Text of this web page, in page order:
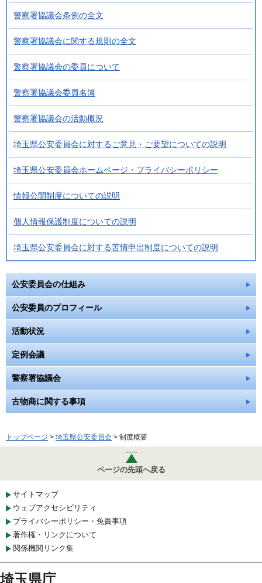
警察署協議会条例の全文
警察署協議会に関する規則の全文
警察署協議会の委員について
警察署協議会委員名簿
警察署協議会の活動概況
埼玉県公安委員会に対するご意見・ご要望についての説明
埼玉県公安委員会ホームページ・プライバシーポリシー
情報公開制度についての説明
個人情報保護制度についての説明
埼玉県公安委員会に対する苦情申出制度についての説明
公安委員会の仕組み
公安委員のプロフィール
活動状況
定例会議
警察署協議会
古物商に関する事項
トップページ > 埼玉県公安委員会 > 制度概要
ページの先頭へ戻る
サイトマップ
ウェブアクセシビリティ
プライバシーポリシー・免責事項
著作権・リンクについて
関係機関リンク集
埼玉県庁